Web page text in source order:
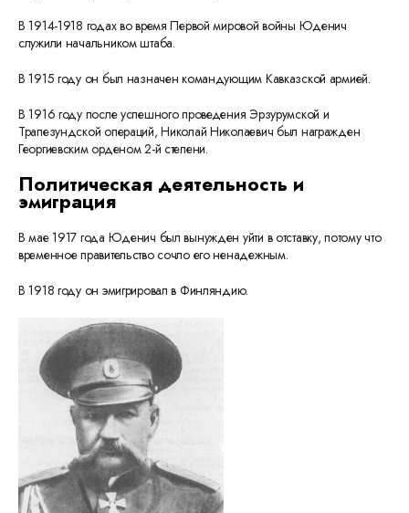
В 1914-1918 годах во время Первой мировой войны Юденич
служили начальником штаба.
В 1915 году он был назначен командующим Кавказской армией.
В 1916 году после успешного проведения Эрзурумской и
Трапезундской операций, Николай Николаевич был награжден
Георгиевским орденом 2-й степени.
Политическая деятельность и
эмиграция
В мае 1917 года Юденич был вынужден уйти в отставку, потому что
временное правительство сочло его ненадежным.
В 1918 году он эмигрировал в Финляндию.